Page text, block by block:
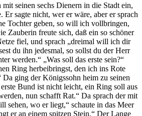
seinen sechs Dienern in die Stadt ein,
sagte nicht, wer er wäre, aber er sprach
Tochter geben, so will ich vollbringen,
Zauberin freute sich, daß ein so schöner
fiel, und sprach „dreimal will ich dir
du ihn jedesmal, so sollst du der Herr
werden.“ „Was soll das erste sein?“
Ring herbeibringst, den ich ins Rote
Da ging der Königssohn heim zu seinen
Bund ist nicht leicht, ein Ring soll aus
nun schafft Rat.“ Da sprach der mit
sehen, wo er liegt,“ schaute in das Meer
er an einem spitzen Stein.“ Der Lange